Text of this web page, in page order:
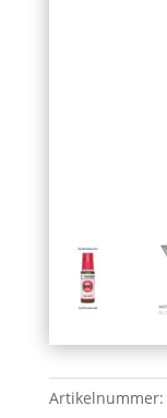
Artikelnummer: